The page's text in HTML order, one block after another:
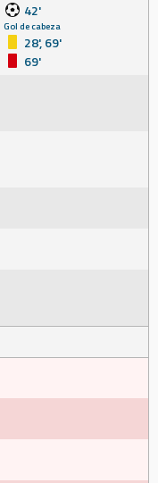
42'
Gol de cabeza
28', 69'
69'